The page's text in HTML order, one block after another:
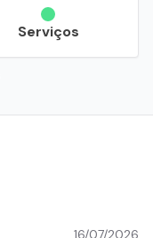
Serviços
16/07/2026